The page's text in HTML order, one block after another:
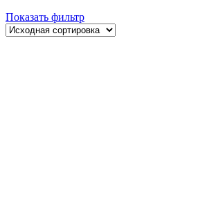
Показать фильтр